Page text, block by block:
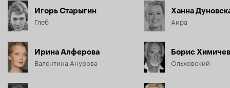
наладить тесный контакт с физиком Ольминым, который
находится на конечном этапе создания солнечной
воронки. Это открытие позволит получить огромное
возможным спасти гибнущую планету.
Игорь Старыгин
Глеб
Ирина Алферова
Валентина Анурова
Ханна
Аира
Борис Химичев
Ольховский